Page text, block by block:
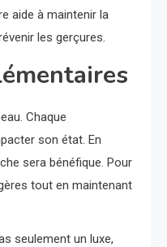
aide à maintenir la
les gerçures.
Chaque
son état. En
sera bénéfique. Pour
tout en maintenant
seulement un luxe,